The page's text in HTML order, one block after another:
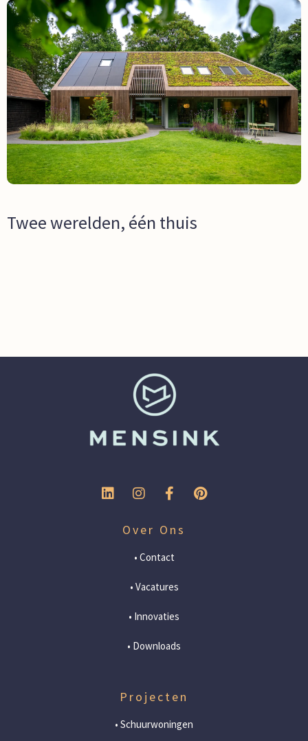
Twee werelden, één thuis
Over Ons
• Contact
• Vacatures
• Innovaties
• Downloads
Projecten
• Schuurwoningen